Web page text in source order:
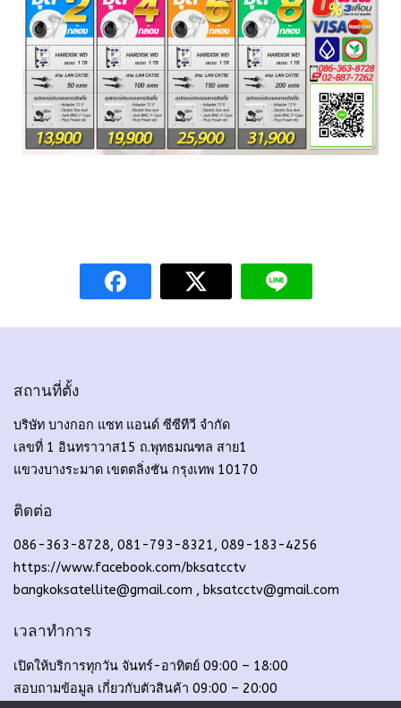
สถานที่ตั้ง
บริษัท บางกอก แซท แอนด์ ซีซีทีวี จำกัด
เลขที่ 1 อินทราวาส15 ถ.พุทธมณฑล สาย1
แขวงบางระมาด เขตตลิ่งชัน กรุงเทพ 10170
ติดต่อ
086-363-8728, 081-793-8321, 089-183-4256
https://www.facebook.com/bksatcctv
bangkoksatellite@gmail.com , bksatcctv@gmail.com
เวลาทำการ
เปิดให้บริการทุกวัน จันทร์-อาทิตย์ 09:00 – 18:00
สอบถามข้อมูล เกี่ยวกับตัวสินค้า 09:00 – 20:00